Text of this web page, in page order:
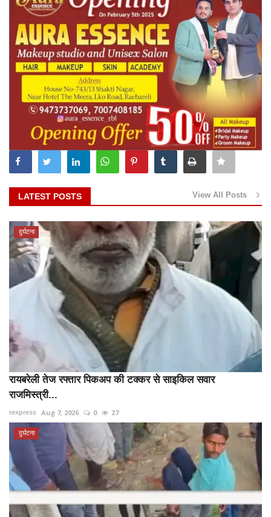
LATEST POSTS View All Posts
दुर्घटना
रायबरेली तेज रफ्तार पिकअप की टक्कर से साइकिल सवार
राजमिस्त्री...
rexpress Aug 7, 2026 0 27
दुर्घटना